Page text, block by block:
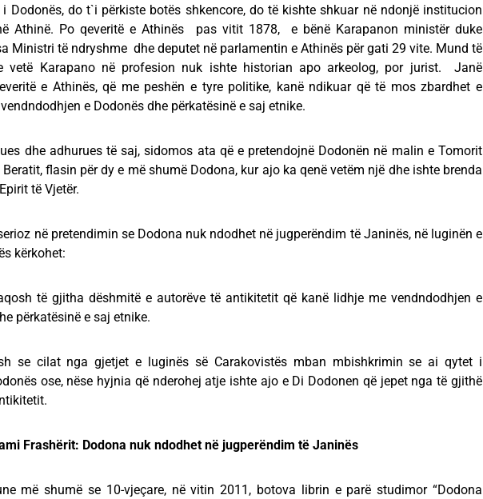
Dodonës, do t`i përkiste botës shkencore, do të kishte shkuar në ndonjë institucion
Athinë. Po qeveritë e Athinës pas vitit 1878, e bënë Karapanon ministër duke
Ministri të ndryshme dhe deputet në parlamentin e Athinës për gati 29 vite. Mund të
vetë Karapano në profesion nuk ishte historian apo arkeolog, por jurist. Janë
e Athinës, që me peshën e tyre politike, kanë ndikuar që të mos zbardhet e
e Dodonës dhe përkatësinë e saj etnike.
dhe adhurues të saj, sidomos ata që e pretendojnë Dodonën në malin e Tomorit
flasin për dy e më shumë Dodona, kur ajo ka qenë vetëm një dhe ishte brenda
të Vjetër.
në pretendimin se Dodona nuk ndodhet në jugperëndim të Janinës, në luginën e
kërkohet:
të gjitha dëshmitë e autorëve të antikitetit që kanë lidhje me vendndodhjen e
përkatësinë e saj etnike.
se cilat nga gjetjet e luginës së Carakovistës mban mbishkrimin se ai qytet i
ose, nëse hyjnia që nderohej atje ishte ajo e Di Dodonen që jepet nga të gjithë
Frashërit: Dodona nuk ndodhet në jugperëndim të Janinës
më shumë se 10-vjeçare, në vitin 2011, botova librin e parë studimor “Dodona